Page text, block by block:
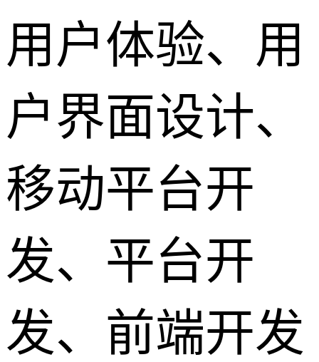
用户体验、用
户界面设计、
移动平台开
发、平台开
发、前端开发